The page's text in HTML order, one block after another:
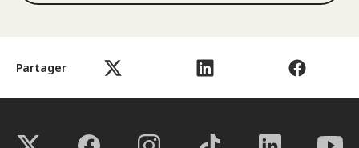
Partager